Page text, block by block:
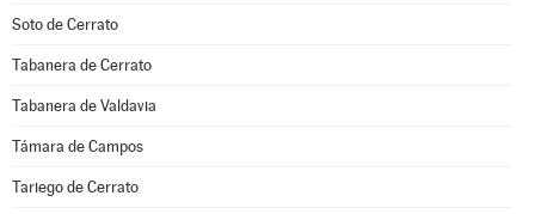
Soto de Cerrato
Tabanera de Cerrato
Tabanera de Valdavia
Támara de Campos
Tariego de Cerrato